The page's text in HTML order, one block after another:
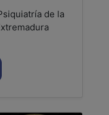
de la